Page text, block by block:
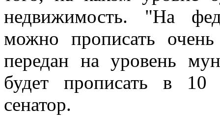
недвижимость. "На
можно прописать
передан на уровень
будет прописать в 10
сенатор.